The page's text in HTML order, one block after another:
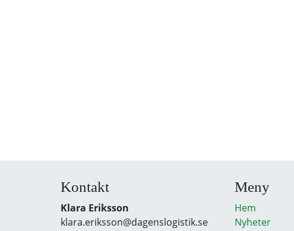
Kontakt
Klara Eriksson
klara.eriksson@dagenslogistik.se
Meny
Hem
Nyheter